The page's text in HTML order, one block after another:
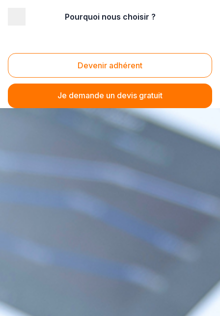
Pourquoi nous choisir ?
Devenir adhérent
Je demande un devis gratuit